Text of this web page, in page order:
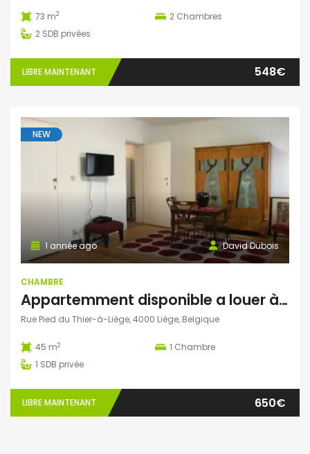
73 m2 2 Chambres
2 SDB privées
LIBRE MAINTENANT 548€
NEW
David Dubois
1 année ago
CHAMBRE
Appartemment disponible a louer à liège
Rue Pied du Thier-à-Liège, 4000 Liège, Belgique
45 m2 1 Chambre
1 SDB privée
LIBRE MAINTENANT 650€